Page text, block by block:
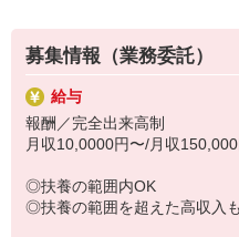
す！
〜ヤクルトスタッフの1日〜
2児の母として仕事と家庭の両
実際のワークスタイルを、一例
※時間は地域によって異なりま
8:20 宅配センターに到着、お届
8:30 朝礼が終わったら出発
募集情報（業務委託）
給与
報酬／完全出来高制
月収10,0000円〜/月収
◎扶養の範囲内OK
◎扶養の範囲を超えた高収入